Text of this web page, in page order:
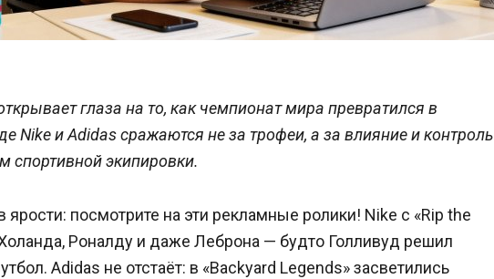
глаза на то, как чемпионат мира превратился в
Nike и Adidas сражаются не за трофеи, а за влияние и контроль
экипировки.
посмотрите на эти рекламные ролики! Nike с «Rip the
Роналду и даже Леброна — будто Голливуд решил
Adidas не отстаёт: в «Backyard Legends» засветились